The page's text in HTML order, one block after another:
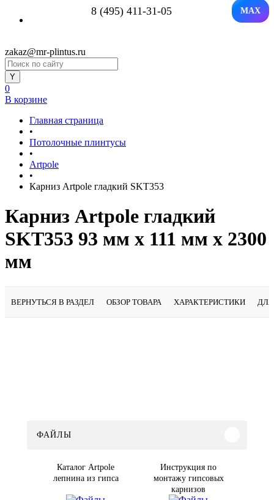
8 (495) 411-31-05 MAX
zakaz@mr-plintus.ru
0
В корзине
Главная страница
•
Потолочные плинтусы
•
Artpole
•
Карниз Artpole гладкий SKT353
Карниз Artpole гладкий
SKT353 93 мм х 111 мм х 2300
мм
ВЕРНУТЬСЯ В РАЗДЕЛ ОБЗОР ТОВАРА ХАРАКТЕРИСТИКИ
ФАЙЛЫ
Каталог Artpole
лепнина из гипса
Инструкция по
монтажу гипсовых
карнизов